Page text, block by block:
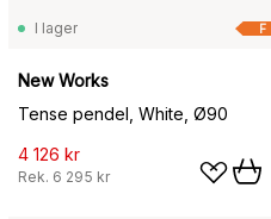
F
I lager
New Works
Tense pendel, White, Ø90
4 126 kr
Rek. 6 295 kr